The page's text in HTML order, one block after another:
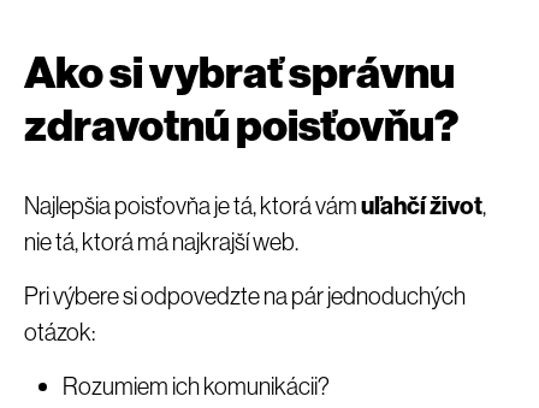
Ako si vybrať správnu
zdravotnú poisťovňu?
Najlepšia poisťovňa je tá, ktorá vámuľahčí život,
nie tá, ktorá má najkrajší web.
Pri výbere si odpovedzte na pár jednoduchých
otázok:
Rozumiem ich komunikácii?